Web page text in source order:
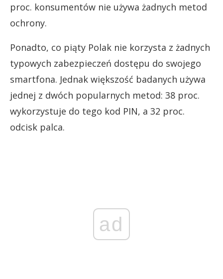
proc. konsumentów nie używa żadnych metod
ochrony.
Ponadto, co piąty Polak nie korzysta z żadnych
typowych zabezpieczeń dostępu do swojego
smartfona. Jednak większość badanych używa
jednej z dwóch popularnych metod: 38 proc.
wykorzystuje do tego kod PIN, a 32 proc.
odcisk palca.
ad